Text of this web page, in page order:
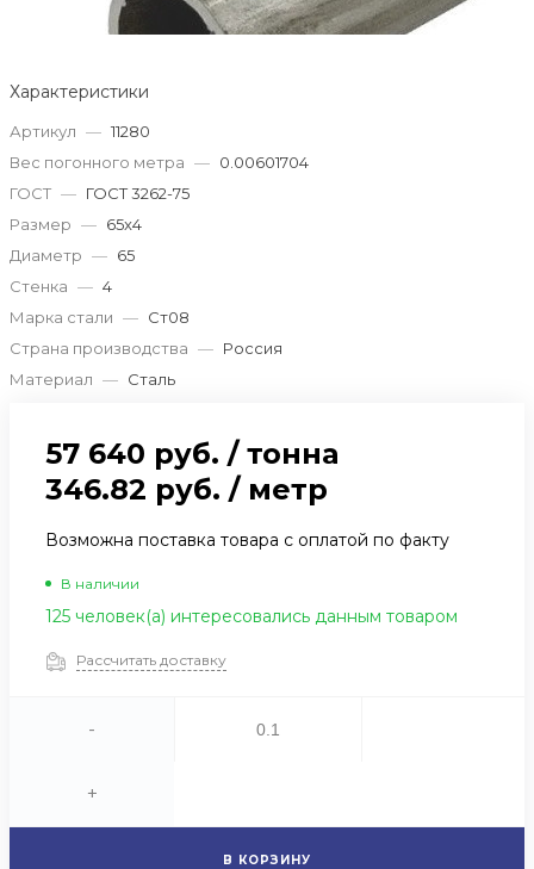
Характеристики
Артикул — 11280
Вес погонного метра — 0.00601704
ГОСТ — ГОСТ 3262-75
Размер — 65x4
Диаметр — 65
Стенка — 4
Марка стали — Ст08
Страна производства — Россия
Материал — Сталь
57 640 руб. / тонна
346.82 руб. / метр
Возможна поставка товара с оплатой по факту
В наличии
125 человек(а) интересовались данным товаром
Рассчитать доставку
-
+
В КОРЗИНУ